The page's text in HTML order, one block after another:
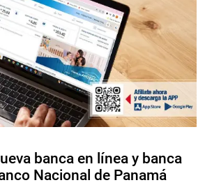
banca en línea y banca
Nacional de Panamá